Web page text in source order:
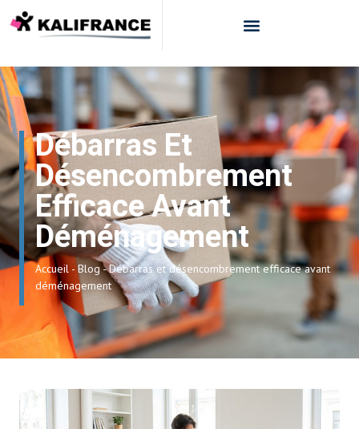
Débarras Et
Désencombrement
Efficace Avant
Déménagement
Accueil -Blog-Débarras et désencombrement efficace avant
déménagement